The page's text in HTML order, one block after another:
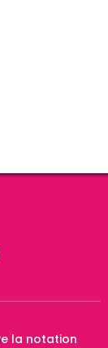
la notation